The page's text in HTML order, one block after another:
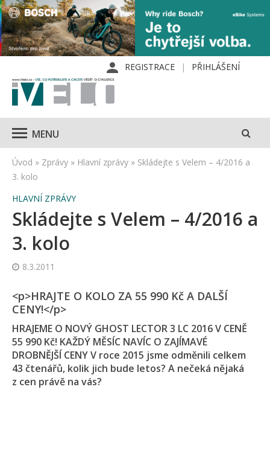
REGISTRACE PŘIHLÁŠENÍ
MENU
Úvod » Zprávy » Hlavní zprávy » Skládejte s Velem – 4/2016 a
3. kolo
HLAVNÍ ZPRÁVY
Skládejte s Velem – 4/2016 a
3. kolo
8.3.2011
<p>HRAJTE O KOLO ZA 55 990 Kč A DALŠÍ
CENY!</p>
HRAJEME O NOVÝ GHOST LECTOR 3 LC 2016 V CENĚ
55 990 Kč! KAŽDÝ MĚSÍC NAVÍC O ZAJÍMAVÉ
DROBNĚJŠÍ CENY V roce 2015 jsme odměnili celkem
43 čtenářů, kolik jich bude letos? A nečeká nějaká
z cen právě na vás?